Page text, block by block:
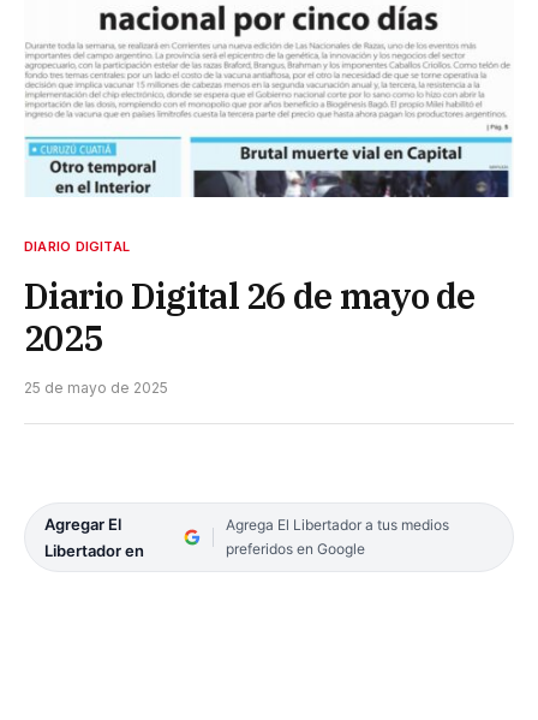
DIARIO DIGITAL
Diario Digital 26 de mayo de
2025
25 de mayo de 2025
Agregar El
Libertador en
Agrega El Libertador a tus medios
preferidos en Google